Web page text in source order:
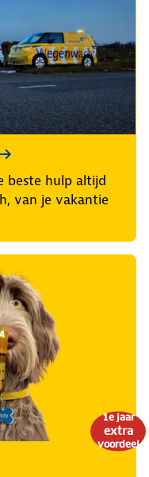
beste hulp altijd
van je vakantie
1e jaar
extra
voordeel